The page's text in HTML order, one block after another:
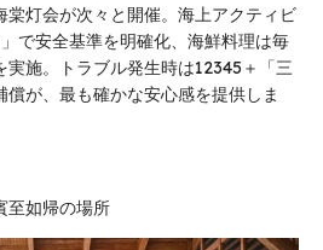
棠灯会が次々と開催。海上アクティビ
で安全基準を明確化、海鮮料理は毎
実施。トラブル発生時は12345＋「三
が、最も確かな安心感を提供しま
至如帰の場所